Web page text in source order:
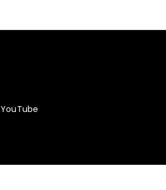
YouTube